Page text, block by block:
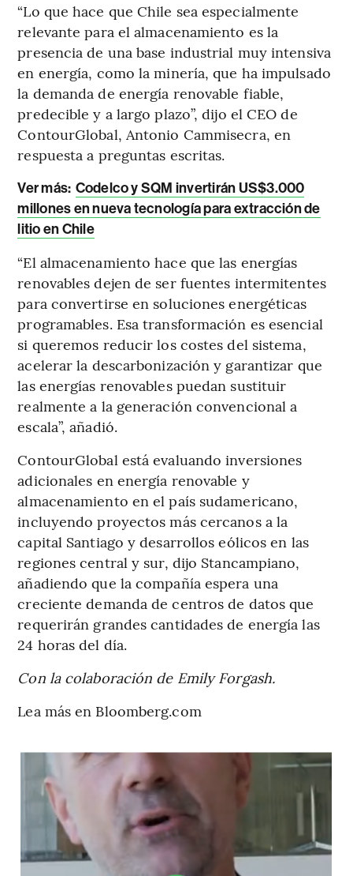
“Lo que hace que Chile sea especialmente
relevante para el almacenamiento es la
presencia de una base industrial muy intensiva
en energía, como la minería, que ha impulsado
la demanda de energía renovable fiable,
predecible y a largo plazo”, dijo el CEO de
ContourGlobal, Antonio Cammisecra, en
respuesta a preguntas escritas.
Ver más: Codelco y SQM invertirán US$3.000
millones en nueva tecnología para extracción de
litio en Chile
“El almacenamiento hace que las energías
renovables dejen de ser fuentes intermitentes
para convertirse en soluciones energéticas
programables. Esa transformación es esencial
si queremos reducir los costes del sistema,
acelerar la descarbonización y garantizar que
las energías renovables puedan sustituir
realmente a la generación convencional a
escala”, añadió.
ContourGlobal está evaluando inversiones
adicionales en energía renovable y
almacenamiento en el país sudamericano,
incluyendo proyectos más cercanos a la
capital Santiago y desarrollos eólicos en las
regiones central y sur, dijo Stancampiano,
añadiendo que la compañía espera una
creciente demanda de centros de datos que
requerirán grandes cantidades de energía las
24 horas del día.
Con la colaboración de Emily Forgash.
Lea más en Bloomberg.com